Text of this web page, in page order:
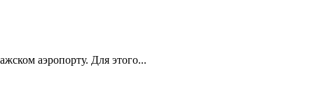
аэропорту. Для этого...